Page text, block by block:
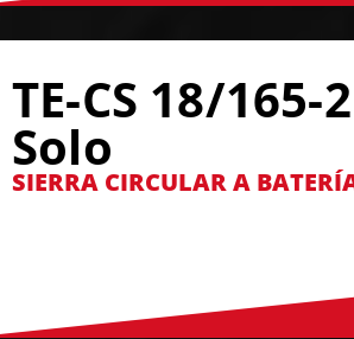
TE-CS 18/165-
Solo
SIERRA CIRCULAR A